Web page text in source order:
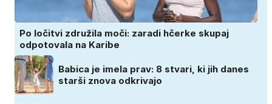
Po ločitvi združila moči: zaradi hčerke skupaj
odpotovala na Karibe
Babica je imela prav: 8 stvari, ki jih danes
starši znova odkrivajo